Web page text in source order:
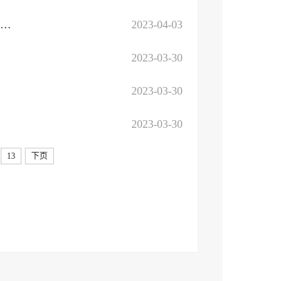
图文解读：关于印发《临沂高新区工业经济“两年跨越”行动方案（2023-2024年）》的... 2023-04-03
2023-03-30
2023-03-30
2023-03-30
13 下页